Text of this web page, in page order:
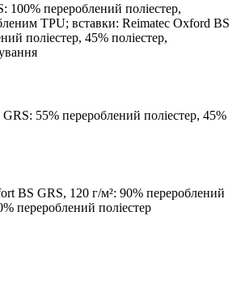
100% перероблений поліестер,
TPU; вставки: Reimatec Oxford BS
поліестер, 45% поліестер,
55% перероблений поліестер, 45%
BS GRS, 120 г/м²: 90% перероблений
перероблений поліестер